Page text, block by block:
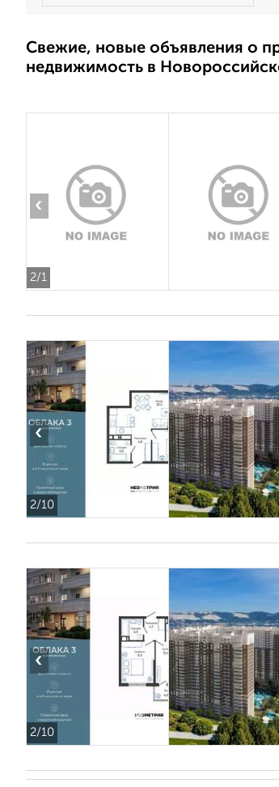
Свежие, новые объявления о
недвижимость в
2/1
‹
2/10
‹
2/10
‹